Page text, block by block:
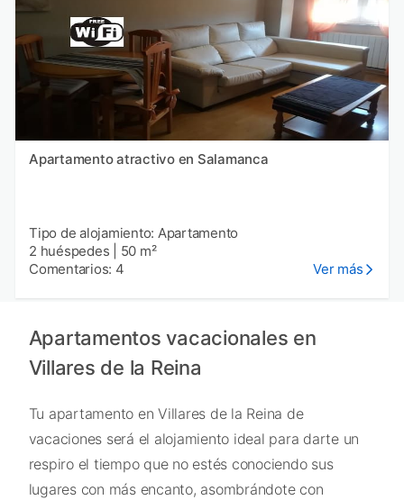
Apartamento atractivo en Salamanca
Tipo de alojamiento: Apartamento
2 huéspedes
50 m²
Comentarios: 4
Ver más
Apartamentos vacacionales en
Villares de la Reina
Tu apartamento en Villares de la Reina de
vacaciones será el alojamiento ideal para darte un
respiro el tiempo que no estés conociendo sus
lugares con más encanto, asombrándote con